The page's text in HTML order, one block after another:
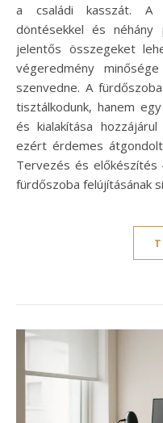
a családi kasszát. A
döntésekkel és néhány
jelentős összegeket
végeredmény
szenvedne. A
tisztálkodunk, hanem
és kialakítása
ezért érdemes
Tervezés és előkészítés
fürdőszoba felújításának